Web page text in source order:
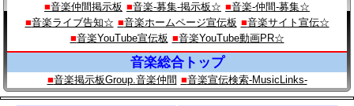
音楽仲間掲示板
音楽-募集-掲示板☆
音楽-仲間-募集☆
音楽ライブ告知☆
音楽ホームページ宣伝板
音楽サイト宣伝☆
音楽YouTube宣伝板
音楽YouTube動画PR☆
音楽総合トップ
音楽掲示板Group.音楽仲間 音楽宣伝検索‐MusicLinks‐